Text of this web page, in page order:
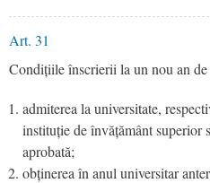
Art. 31
Condițiile înscrierii la un nou an de
admiterea la universitate,
instituție de învățământ superior
aprobată;
obținerea în anul universitar